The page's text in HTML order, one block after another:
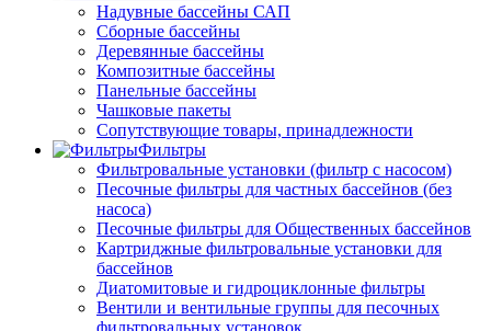
Надувные бассейны САП
Сборные бассейны
Деревянные бассейны
Композитные бассейны
Панельные бассейны
Чашковые пакеты
Сопутствующие товары, принадлежности
Фильтры
Фильтровальные установки (фильтр с насосом)
Песочные фильтры для частных бассейнов (без
насоса)
Песочные фильтры для Общественных бассейнов
Картриджные фильтровальные установки для
бассейнов
Диатомитовые и гидроциклонные фильтры
Вентили и вентильные группы для песочных